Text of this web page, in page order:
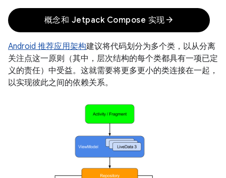
概念和 Jetpack Compose 实现 arrow_forward
Android 推荐应用架构建议将代码划分为多个类，以从分离
关注点这一原则（其中，层次结构的每个类都具有一项已定
义的责任）中受益。这就需要将更多更小的类连接在一起，
以实现彼此之间的依赖关系。